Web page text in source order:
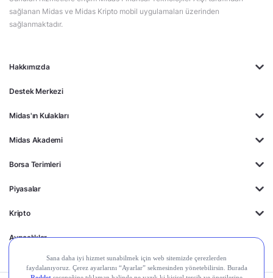
Hakkımızda
Destek Merkezi
Midas'ın Kulakları
Midas Akademi
Borsa Terimleri
Piyasalar
Kripto
Ayrıcalıklar
sağlanan Midas ve Midas Kripto mobil uygulamaları üzerinden
sağlanmaktadır.